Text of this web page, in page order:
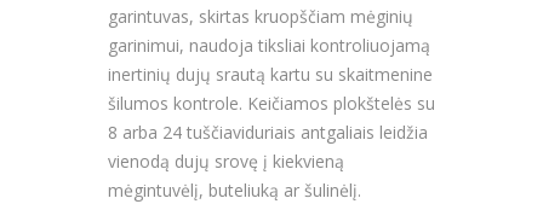
garintuvas, skirtas kruopščiam mėginių
garinimui, naudoja tiksliai kontroliuojamą
inertinių dujų srautą kartu su skaitmenine
šilumos kontrole. Keičiamos plokštelės su
8 arba 24 tuščiaviduriais antgaliais leidžia
vienodą dujų srovę į kiekvieną
mėgintuvėlį, buteliuką ar šulinėlį.